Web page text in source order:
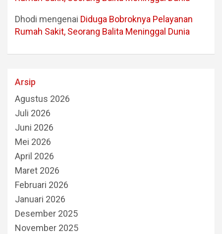
Dhodi mengenai Diduga Bobroknya Pelayanan
Rumah Sakit, Seorang Balita Meninggal Dunia
Arsip
Agustus 2026
Juli 2026
Juni 2026
Mei 2026
April 2026
Maret 2026
Februari 2026
Januari 2026
Desember 2025
November 2025